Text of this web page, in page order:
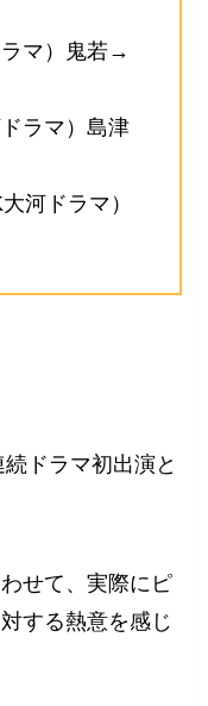
ラマ）鬼若→
ラマ）島津
河ドラマ）
ドラマ初出演と
せて、実際にピ
する熱意を感じ